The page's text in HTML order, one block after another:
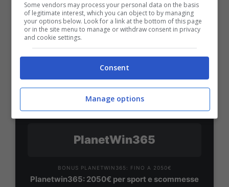
Bonus Benvenuto Sport: fino a 1.000€
50% sul deposito fino a 50€
1000€
VERIFICA
Mostra Informazioni
PlanetWin365
BONUS PLANETWIN365: FINO A 2050€
Planetwin365: 2050€ per sport e scommesse
Some vendors may process your personal data on the basis
of legitimate interest, which you can object to by managing
your options below. Look for a link at the bottom of this page
or in the site menu to manage or withdraw consent in privacy
and cookie settings.
Consent
Manage options